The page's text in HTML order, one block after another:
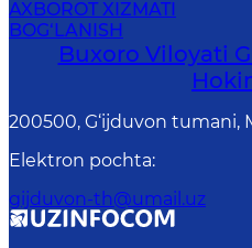
AXBOROT XIZMATI
BOG‘LANISH
Buxoro Viloyati
200500, G‘ijduvon tumani,
Elektron pochta:
gijduvon-th@umail.uz